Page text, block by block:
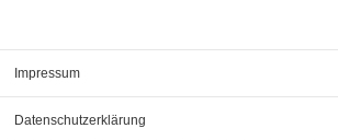
Impressum
Datenschutzerklärung